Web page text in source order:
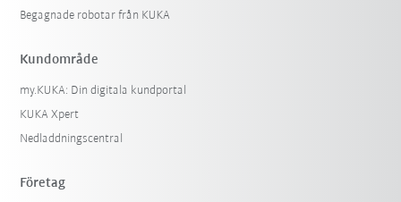
Begagnade robotar från KUKA
Kundområde
my.KUKA: Din digitala kundportal
KUKA Xpert
Nedladdningscentral
Företag